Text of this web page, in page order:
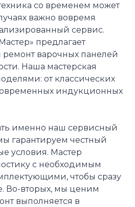
со временем может
важно вовремя
сервис.
предлагает
варочных панелей
Наша мастерская
от классических
индукционных
именно наш сервисный
гарантируем честный
условия. Мастер
с необходимым
чтобы сразу
Во-вторых, мы ценим
выполняется в